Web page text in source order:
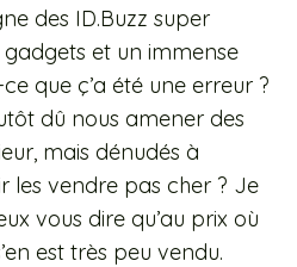
des ID.Buzz super
et un immense
que ç’a été une erreur ?
dû nous amener des
mais dénudés à
les vendre pas cher ? Je
vous dire qu’au prix où
est très peu vendu.